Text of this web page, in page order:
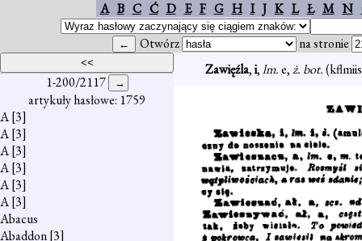
A B C Ć D E F G H I J K L Ł M N
Otwórz na stronie
1-200/2117
artykuły hasłowe: 1759
A[3]
A[3]
A[3]
A[3]
A[3]
A[3]
Abacus
Abaddon[3]
Zawięźla,i,lm.e,ż. bot.